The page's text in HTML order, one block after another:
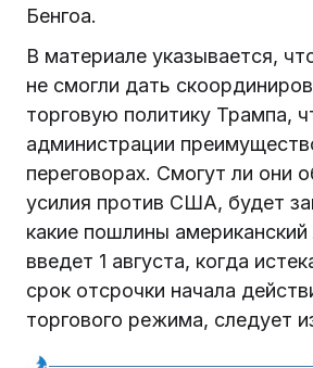
Бенгоа.
В материале указывается,
не смогли дать
торговую политику Трампа,
администрации
переговорах. Смогут ли они
усилия против США, будет
какие пошлины американский
введет 1 августа, когда
срок отсрочки начала
торгового режима, следует